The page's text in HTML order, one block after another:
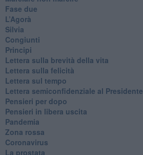
Fase due
L’Agorà
Silvia
Congiunti
Principi
​Lettera sulla brevità della vita
​Lettera sulla felicità
​Lettera sul tempo
Lettera semiconfidenziale al Presidente
Pensieri per dopo
​Pensieri in libera uscita
Pandemia
Zona rossa
Coronavirus
La prostata